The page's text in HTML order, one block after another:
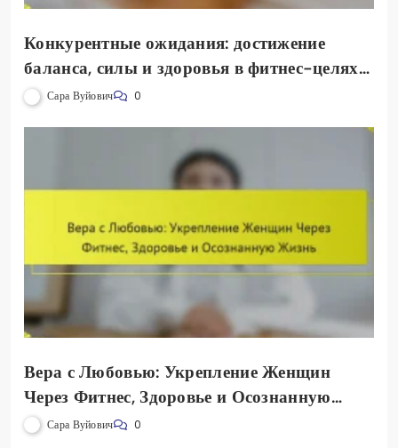
Конкурентные ожидания: достижение
баланса, силы и здоровья в фитнес-целях
женщин
Сара Вуйович 0
Вера с Любовью: Укрепление Женщин
Через Фитнес, Здоровье и Осознанную
Жизнь
Сара Вуйович 0